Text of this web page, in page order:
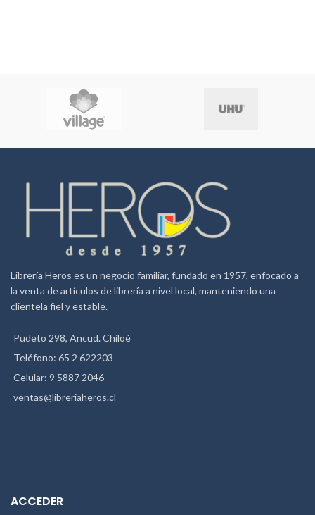
Librería Heros es un negocio familiar, fundado en 1957, enfocado a
la venta de artículos de librería a nivel local, manteniendo una
clientela fiel y estable.
Pudeto 298, Ancud. Chiloé
Teléfono: 65 2 622203
Celular: 9 5887 2046
ventas@libreriaheros.cl
ACCEDER